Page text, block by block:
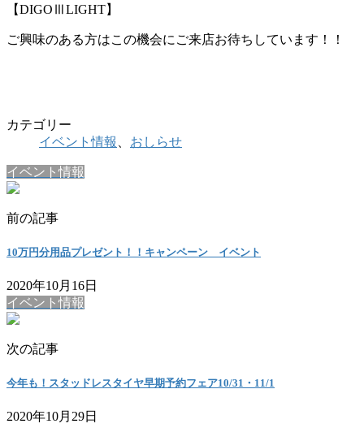
【DIGOⅢLIGHT】
ご興味のある方はこの機会にご来店お待ちしています！！
カテゴリー
イベント情報
おしらせ
イベント情報
前の記事
10万円分用品プレゼント！！キャンペーン イベント
2020年10月16日
イベント情報
次の記事
今年も！スタッドレスタイヤ早期予約フェア10/31・11/1
2020年10月29日